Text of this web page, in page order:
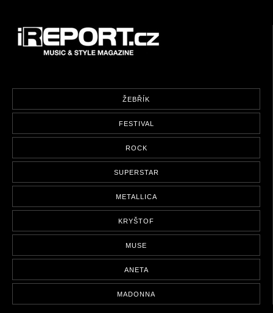
ŽEBŘÍK
FESTIVAL
ROCK
SUPERSTAR
METALLICA
KRYŠTOF
MUSE
ANETA
MADONNA